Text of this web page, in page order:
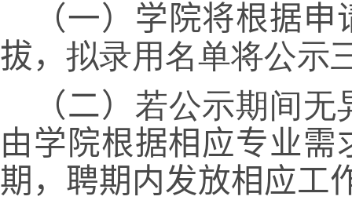
（一）学院将根据
拔， 拟录用名单将公示
（二） 若公示期间无
由学院根据相应专业
期，聘期内发放相应工